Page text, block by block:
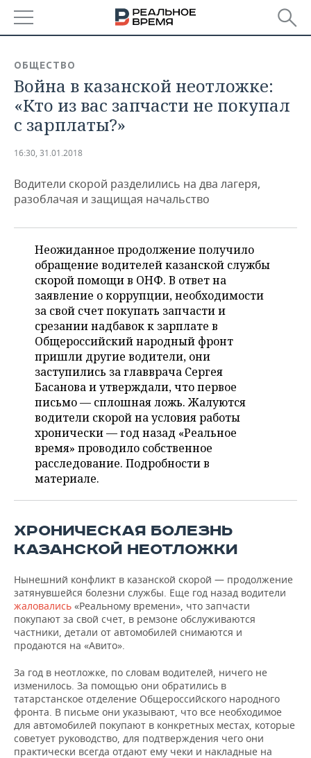
БАШКОРТОСТАН
ТАТАРСТАН
НОВОСТИ
АНАЛИТИКА
ДЕКЛАРАЦИИ О ДОХОДАХ
КОРОЛИ ГОСЗАКАЗА ПФО
КОМУ ПРИНАДЛЕЖАТ
ТОРГОВЫЕ ЦЕНТРЫ
ТАТАРСТАНА
НОВОСТИ ЭКОНОМИКИ
БЮДЖЕТ
ИНВЕСТИЦИИ
ПРОМЫШЛЕННОСТЬ
АГРОПРОМ
МАШИНОСТРОЕНИЕ
НЕФТЕХИМИЯ
НЕФТЬ
ОПК
ЭНЕРГЕТИКА
НЕДВИЖИМОСТЬ
НОВОСТИ АВТО
БИЗНЕС
НОВОСТИ БИЗНЕСА
РОЗНИЧНАЯ ТОРГОВЛЯ
ТРАНСПОРТ
УСЛУГИ
ТЕХНОЛОГИИ
НОВОСТИ ТЕХНОЛОГИЙ
МЕДИА
ТЕЛЕКОММУНИКАЦИИ
МЕРОПРИЯТИЯ
НОВОСТИ МЕРОПРИЯТИЙ
ВЫЕЗДНАЯ РЕДАКЦИЯ
БИЗНЕС-БРАНЧИ
ONLINE-КОНФЕРЕНЦИИ
СПОРТ
НОВОСТИ СПОРТА
ФУТБОЛ
ХОККЕЙ
ВОЛЕЙБОЛ
ФИГУРНОЕ КАТАНИЕ
ВОДНЫЕ ВИДЫ СПОРТА
ХОККЕЙ С МЯЧОМ
ОБЩЕСТВО
НОВОСТИ ОБЩЕСТВА
ВЛАСТЬ
ИСТОРИЯ
МЕДИЦИНА
ОБРАЗОВАНИЕ
ПРОИСШЕСТВИЯ
ФОТОГАЛЕРЕЯ
СЮЖЕТЫ
СПРАВОЧНИК
СПИСОК ПЕРСОН
ПОЛНАЯ ВЕРСИЯ
ОБЩЕСТВО
Война в казанской неотложке:
«Кто из вас запчасти не покупал
с зарплаты?»
16:30, 31.01.2018
Водители скорой разделились на два лагеря,
разоблачая и защищая начальство
Неожиданное продолжение получило
обращение водителей казанской службы
скорой помощи в ОНФ. В ответ на
заявление о коррупции, необходимости
за свой счет покупать запчасти и
срезании надбавок к зарплате в
Общероссийский народный фронт
пришли другие водители, они
заступились за главврача Сергея
Басанова и утверждали, что первое
письмо — сплошная ложь. Жалуются
водители скорой на условия работы
хронически — год назад «Реальное
время» проводило собственное
расследование. Подробности в
материале.
ХРОНИЧЕСКАЯ БОЛЕЗНЬ
КАЗАНСКОЙ НЕОТЛОЖКИ
Нынешний конфликт в казанской скорой — продолжение
затянувшейся болезни службы. Еще год назад водители
жаловались «Реальному времени», что запчасти
покупают за свой счет, в ремзоне обслуживаются
частники, детали от автомобилей снимаются и
продаются на «Авито».
За год в неотложке, по словам водителей, ничего не
изменилось. За помощью они обратились в
татарстанское отделение Общероссийского народного
фронта. В письме они указывают, что все необходимое
для автомобилей покупают в конкретных местах, которые
советует руководство, для подтверждения чего они
практически всегда отдают ему чеки и накладные на